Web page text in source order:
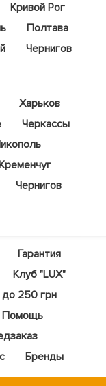
Кривой Рог
Полтава
Чернигов
Харьков
Черкассы
Чернигов
Гарантия
Клуб "LUX"
250 грн
Помощь
Бренды